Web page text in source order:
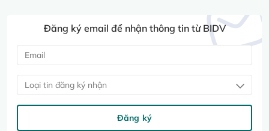
Đăng ký email để nhận thông tin từ BIDV
Loại tin đăng ký nhận
Đăng ký